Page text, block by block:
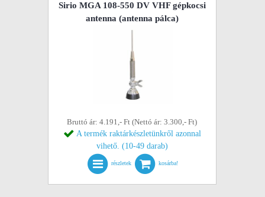
Sirio MGA 108-550 DV VHF gépkocsi
antenna (antenna pálca)
Bruttó ár: 4.191,- Ft (Nettó ár: 3.300,- Ft)
A termék raktárkészletünkről azonnal
vihető. (10-49 darab)
részletek kosárba!